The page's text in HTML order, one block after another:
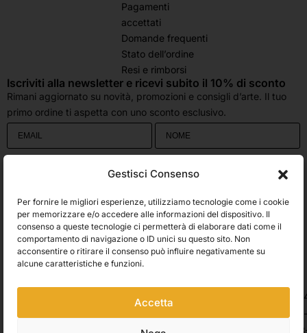
Gestisci Consenso
Per fornire le migliori esperienze, utilizziamo tecnologie come i cookie
per memorizzare e/o accedere alle informazioni del dispositivo. Il
consenso a queste tecnologie ci permetterà di elaborare dati come il
comportamento di navigazione o ID unici su questo sito. Non
acconsentire o ritirare il consenso può influire negativamente su
alcune caratteristiche e funzioni.
Accetta
Pagamenti
accettati
Domande frequenti
Stato dell’ordine
Resi e rimborsi
Iscriviti alla newsletter e ricevi subito il 10% di sconto
Rimani aggiornato su novità, promozioni e consigli d’arte. Il tuo
primo ordine ti aspetta con uno sconto esclusivo.
accetti che i dati personali da te forniti vengano trasferiti a Brevo per il
Accetto le condizioni generali e di ricevere le Newsletters.
ISCRIVITI
Spedizioni